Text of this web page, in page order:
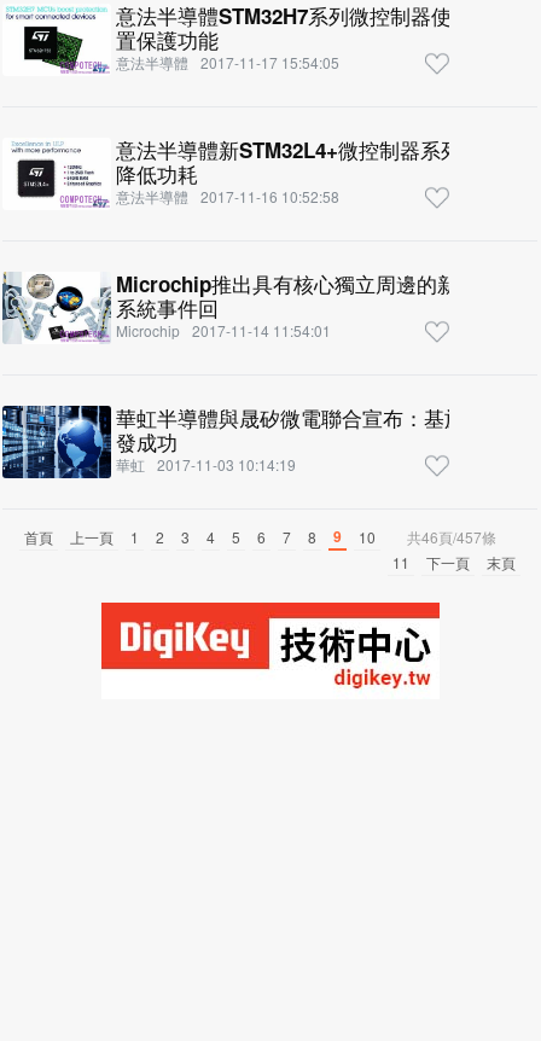
意法半導體STM32H7系列微控制器使用Arm
置保護功能
意法半導體 2017-11-17 15:54:05
意法半導體新STM32L4+微控制器系列讓下一
降低功耗
意法半導體 2017-11-16 10:52:58
Microchip推出具有核心獨立周邊的新款8位元
系統事件回
Microchip 2017-11-14 11:54:01
華虹半導體與晟矽微電聯合宣布：基於95納米
發成功
華虹 2017-11-03 10:14:19
共46頁/457條
首頁 上一頁 1 2 3 4 5 6 7 8 9
10
11
下一頁 末頁